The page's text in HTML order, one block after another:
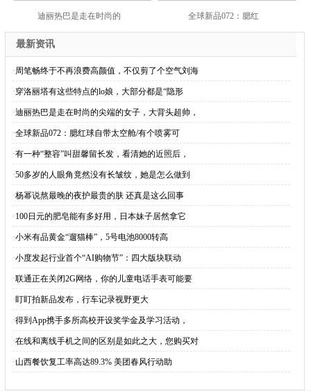
迪丽热巴是走在时尚的 全球新品072：腮红
最新资讯
·周笔畅终于不再浪费高颜值，不仅剪了个空气刘海
·穿洛丽塔有这些特点的lo娘，大部分都是“隐形
·迪丽热巴是走在时尚的尖端的女子，大背头超帅，
·全球新品072：腮红球自带太空舱/有个喷雾可
·有一种“整容”叫甜馨留长发，看清她的近照后，
·50多岁的人眼角竟然没有长皱纹，她是怎么做到
·杨幂说熬最晚的夜护最贵的肤 还真是这么回事
·100日元的肥皂能有多好用，日本妹子居然拿它
·小米有品黄金“遛猫棒”，5号电池8000转高
·小度发起行业首个“AI购物节”：四大版块联动
·联通正在关闭2G网络，你的儿童电话手表可能要
·盯盯拍新品发布，行车记录视野更大
·得到App携手多所高校开设奖学金及学习活动，
·在线和离线手机之间的区别是如此之大，您购买对
·山西餐饮复工率高达89.3% 美团春风行动助